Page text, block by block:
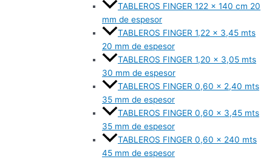
TABLEROS FINGER 122 x 140 cm 20
mm de espesor
TABLEROS FINGER 1,22 x 3,45 mts
20 mm de espesor
TABLEROS FINGER 1,20 x 3,05 mts
30 mm de espesor
TABLEROS FINGER 0,60 x 2,40 mts
35 mm de espesor
TABLEROS FINGER 0,60 x 3,45 mts
35 mm de espesor
TABLEROS FINGER 0,60 x 240 mts
45 mm de espesor